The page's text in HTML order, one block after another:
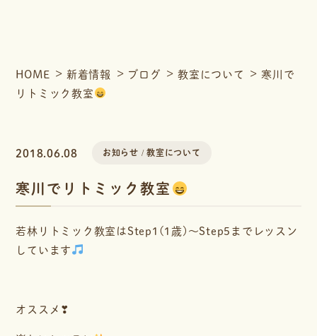
HOME 新着情報 ブログ 教室について
寒川で
リトミック教室
2018.06.08 お知らせ 教室について
寒川でリトミック教室
若林リトミック教室はStep1(1歳)〜Step5までレッスン
しています
オススメ❣